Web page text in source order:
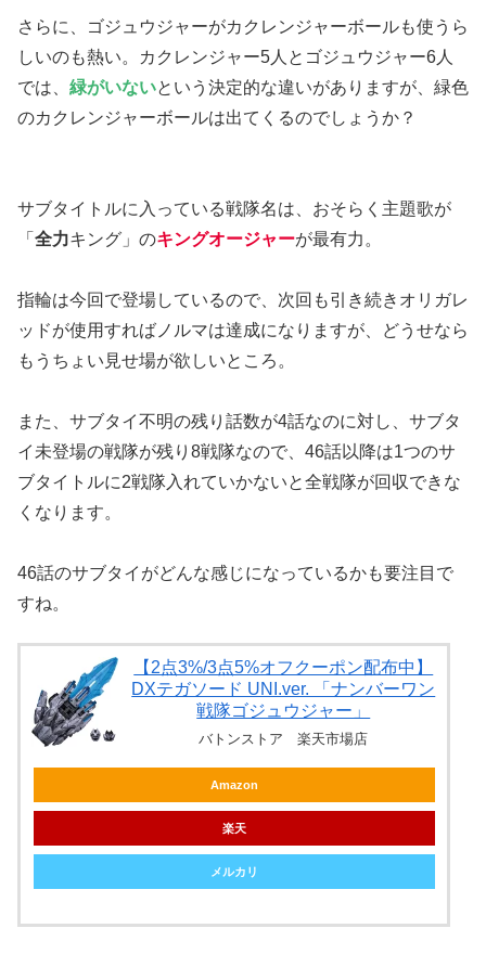
さらに、ゴジュウジャーがカクレンジャーボールも使うら
しいのも熱い。カクレンジャー5人とゴジュウジャー6人
では、 緑がいないという決定的な違いがありますが、緑色
のカクレンジャーボールは出てくるのでしょうか？
サブタイトルに入っている戦隊名は、おそらく主題歌が
「 全力キング」のキングオージャーが最有力。
指輪は今回で登場しているので、次回も引き続きオリガレ
ッドが使用すればノルマは達成になりますが、どうせなら
もうちょい見せ場が欲しいところ。
また、サブタイ不明の残り話数が4話なのに対し、サブタ
イ未登場の戦隊が残り8戦隊なので、46話以降は1つのサ
ブタイトルに2戦隊入れていかないと全戦隊が回収できな
くなります。
46話のサブタイがどんな感じになっているかも要注目で
すね。
【2点3%/3点5%オフクーポン配布中】
DXテガソード UNI.ver. 「ナンバーワン
戦隊ゴジュウジャー」
バトンストア 楽天市場店
Amazon
楽天
メルカリ